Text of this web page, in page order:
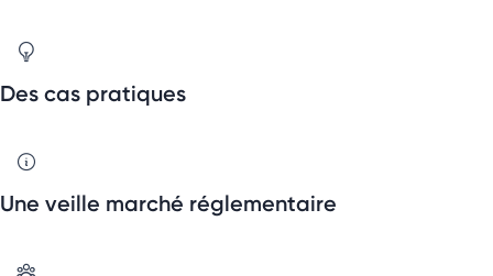
Des cas pratiques
Une veille marché réglementaire